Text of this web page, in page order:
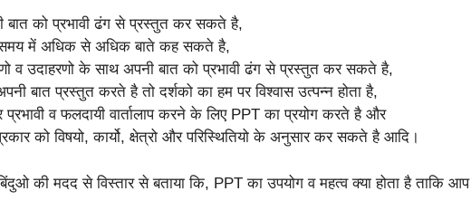
को प्रभावी ढंग से प्रस्तुत कर सकते है,
में अधिक से अधिक बाते कह सकते है,
व उदाहरणो के साथ अपनी बात को प्रभावी ढंग से प्रस्तुत कर सकते है,
बात प्रस्तुत करते है तो दर्शको का हम पर विश्वास उत्पन्न होता है,
व फलदायी वार्तालाप करने के लिए PPT का प्रयोग करते है और
को विषयो, कार्यो, क्षेत्रो और परिस्थितियो के अनुसार कर सकते है आदि।
की मदद से विस्तार से बताया कि, PPT का उपयोग व महत्व क्या होता है ताकि आप